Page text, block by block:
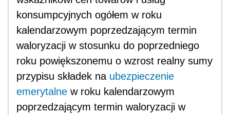
konsumpcyjnych ogółem w roku
kalendarzowym poprzedzającym termin
waloryzacji w stosunku do poprzedniego
roku powiększonemu o wzrost realny sumy
przypisu składek na ubezpieczenie
emerytalne w roku kalendarzowym
poprzedzającym termin waloryzacji w